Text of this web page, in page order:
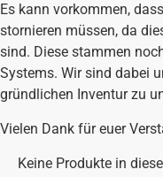
Es kann vorkommen,
stornieren müssen, da
sind. Diese stammen
Systems. Wir sind dabei
gründlichen Inventur zu
Vielen Dank für euer
Keine Produkte in